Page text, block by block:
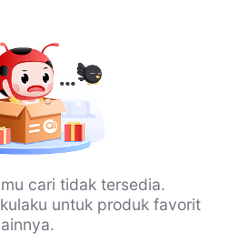
cari tidak tersedia.
untuk produk favorit